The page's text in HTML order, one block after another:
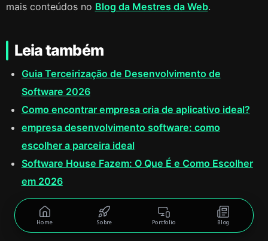
mais conteúdos no Blog da Mestres da Web.
Leia também
Guia Terceirização de Desenvolvimento de
Software 2026
Como encontrar empresa cria de aplicativo ideal?
empresa desenvolvimento software: como
escolher a parceira ideal
Software House Fazem: O Que É e Como Escolher
em 2026
Home Sobre Portfolio Blog